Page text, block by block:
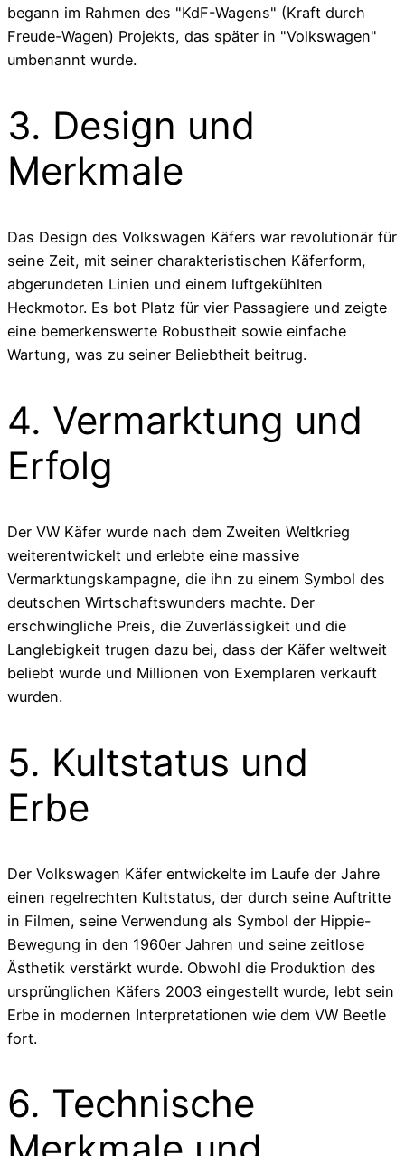
begann im Rahmen des "KdF-Wagens" (Kraft durch
Freude-Wagen) Projekts, das später in "Volkswagen"
umbenannt wurde.
3. Design und
Merkmale
Das Design des Volkswagen Käfers war revolutionär für
seine Zeit, mit seiner charakteristischen Käferform,
abgerundeten Linien und einem luftgekühlten
Heckmotor. Es bot Platz für vier Passagiere und zeigte
eine bemerkenswerte Robustheit sowie einfache
Wartung, was zu seiner Beliebtheit beitrug.
4. Vermarktung und
Erfolg
Der VW Käfer wurde nach dem Zweiten Weltkrieg
weiterentwickelt und erlebte eine massive
Vermarktungskampagne, die ihn zu einem Symbol des
deutschen Wirtschaftswunders machte. Der
erschwingliche Preis, die Zuverlässigkeit und die
Langlebigkeit trugen dazu bei, dass der Käfer weltweit
beliebt wurde und Millionen von Exemplaren verkauft
wurden.
5. Kultstatus und
Erbe
Der Volkswagen Käfer entwickelte im Laufe der Jahre
einen regelrechten Kultstatus, der durch seine Auftritte
in Filmen, seine Verwendung als Symbol der Hippie-
Bewegung in den 1960er Jahren und seine zeitlose
Ästhetik verstärkt wurde. Obwohl die Produktion des
ursprünglichen Käfers 2003 eingestellt wurde, lebt sein
Erbe in modernen Interpretationen wie dem VW Beetle
fort.
6. Technische